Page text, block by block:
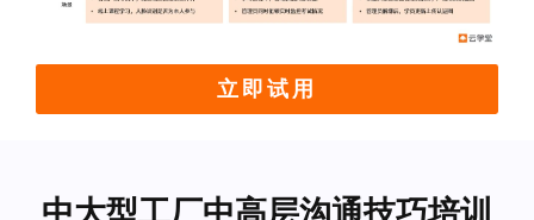
立即试用